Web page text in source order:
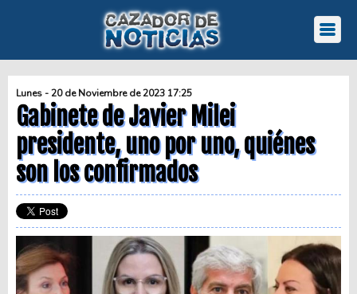
Lunes - 20 de Noviembre de 2023 17:25
Gabinete de Javier Milei
presidente, uno por uno, quiénes
son los confirmados